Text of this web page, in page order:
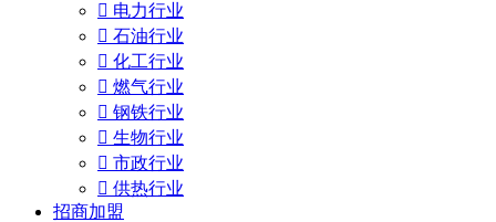
 电力行业
 石油行业
 化工行业
 燃气行业
 钢铁行业
 生物行业
 市政行业
 供热行业
招商加盟